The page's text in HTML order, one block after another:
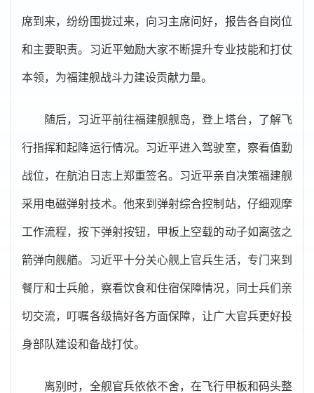
席到来，纷纷围拢过来，向习主席问好，报告各自岗位
和主要职责。习近平勉励大家不断提升专业技能和打仗
本领，为福建舰战斗力建设贡献力量。
随后，习近平前往福建舰舰岛，登上塔台，了解飞
行指挥和起降运行情况。习近平进入驾驶室，察看值勤
战位，在航泊日志上郑重签名。习近平亲自决策福建舰
采用电磁弹射技术。他来到弹射综合控制站，仔细观摩
工作流程，按下弹射按钮，甲板上空载的动子如离弦之
箭弹向舰艏。习近平十分关心舰上官兵生活，专门来到
餐厅和士兵舱，察看饮食和住宿保障情况，同士兵们亲
切交流，叮嘱各级搞好各方面保障，让广大官兵更好投
身部队建设和备战打仗。
离别时，全舰官兵依依不舍，在飞行甲板和码头整